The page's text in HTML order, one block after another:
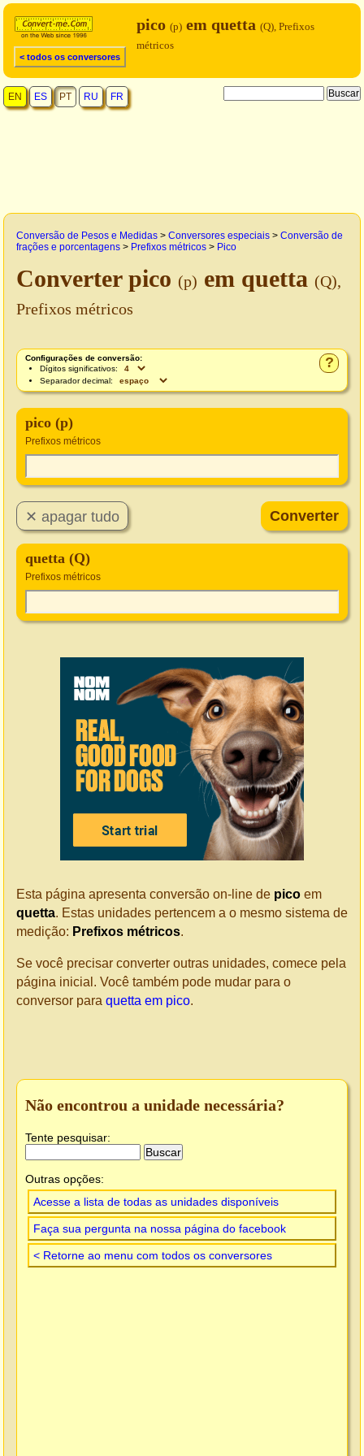
< todos os conversores
pico (p) em quetta (Q), Prefixos
métricos
EN ES PT RU FR
Conversão de Pesos e Medidas > Conversores especiais > Conversão de
frações e porcentagens > Prefixos métricos > Pico
Converter pico (p) em quetta (Q),
Prefixos métricos
?
Configurações de conversão:
Dígitos significativos:
Separador decimal:
pico (p)
Prefixos métricos
quetta (Q)
Prefixos métricos
Esta página apresenta conversão on-line de pico em
quetta. Estas unidades pertencem a o mesmo sistema de
medição: Prefixos métricos.
Se você precisar converter outras unidades, comece pela
página inicial. Você também pode mudar para o
conversor para quetta em pico.
Não encontrou a unidade necessária?
Tente pesquisar:
Outras opções:
Acesse a lista de todas as unidades disponíveis
Faça sua pergunta na nossa página do facebook
< Retorne ao menu com todos os conversores